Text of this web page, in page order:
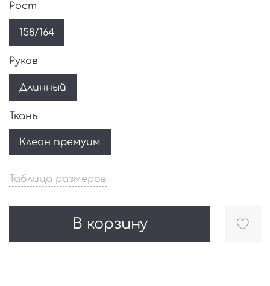
Таблица размеров
В корзину
Рост
158/164
Рукав
Длинный
Ткань
Клеон премуим